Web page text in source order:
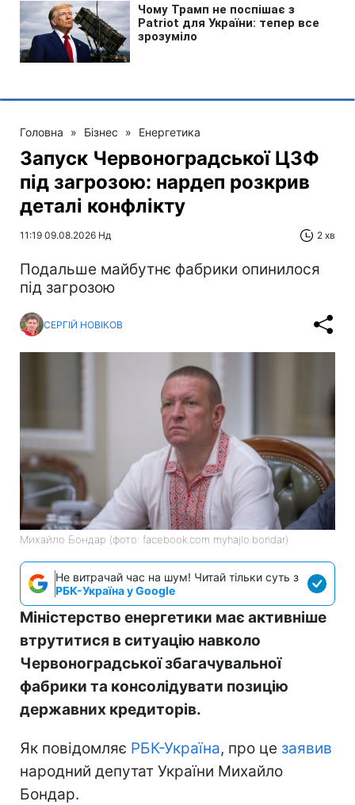
Головна » Бізнес » Енергетика
Запуск Червоноградської ЦЗФ
під загрозою: нардеп розкрив
деталі конфлікту
11:19 09.08.2026 Нд 2 хв
Подальше майбутнє фабрики опинилося
під загрозою
СЕРГІЙ НОВІКОВ
Михайло Бондар (фото: facebook.com myhajlo.bondar)
Не витрачай час на шум! Читай тільки суть з
РБК-Україна у Google
Міністерство енергетики має активніше
втрутитися в ситуацію навколо
Червоноградської збагачувальної
фабрики та консолідувати позицію
державних кредиторів.
Як повідомляє РБК-Україна, про це заявив
народний депутат України Михайло
Бондар.